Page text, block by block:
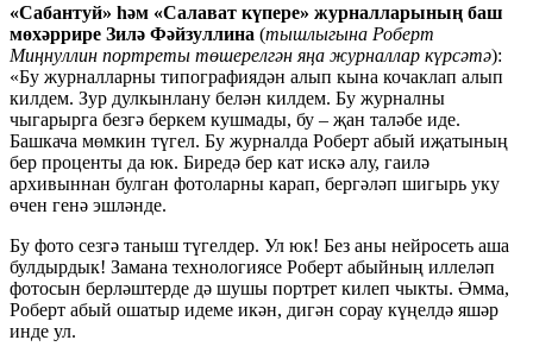
«Сабантуй» һәм «Салават күпере» журналларының баш
мөхәррире Зилә Фәйзуллина (тышлыгына Роберт
Миңнуллин портреты төшерелгән яңа журналлар күрсәтә):
«Бу журналларны типографиядән алып кына кочаклап алып
килдем. Зур дулкынлану белән килдем. Бу журналны
чыгарырга безгә беркем кушмады, бу – җан таләбе иде.
Башкача мөмкин түгел. Бу журналда Роберт абый иҗатының
бер проценты да юк. Биредә бер кат искә алу, гаилә
архивыннан булган фотоларны карап, бергәләп шигырь уку
өчен генә эшләнде.
Бу фото сезгә таныш түгелдер. Ул юк! Без аны нейросеть аша
булдырдык! Замана технологиясе Роберт абыйның иллеләп
фотосын берләштерде дә шушы портрет килеп чыкты. Әмма,
Роберт абый ошатыр идеме икән, дигән сорау күңелдә яшәр
инде ул.